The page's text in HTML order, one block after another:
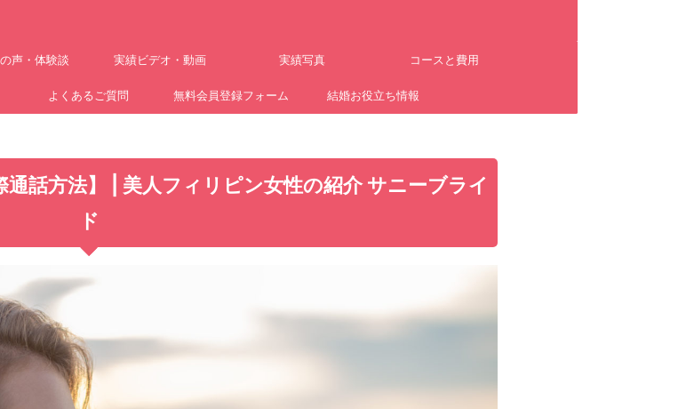
声・体験談 実績ビデオ・動画 実績写真 コースと費用
よくあるご質問 無料会員登録フォーム 結婚お役立ち情報
通話方法】 | 美人フィリピン女性の紹介 サニーブライ
ド